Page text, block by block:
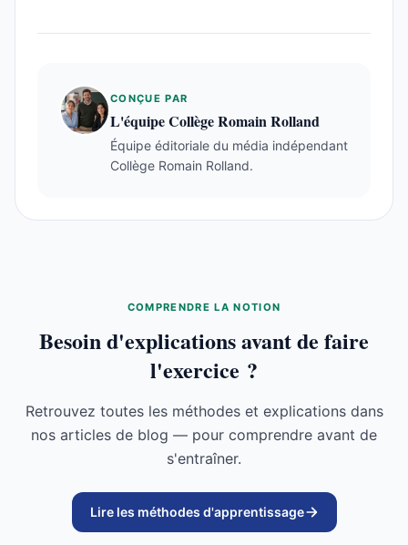
CONÇUE PAR
L'équipe Collège Romain Rolland
Équipe éditoriale du média indépendant
Collège Romain Rolland.
COMPRENDRE LA NOTION
Besoin d'explications avant de faire
l'exercice ?
Retrouvez toutes les méthodes et explications dans
nos articles de blog — pour comprendre avant de
s'entraîner.
Lire les méthodes d'apprentissage